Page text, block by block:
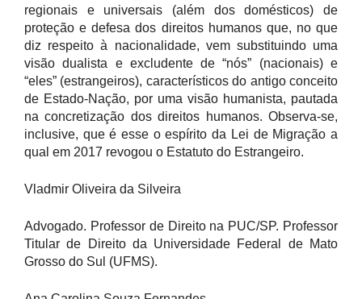
regionais e universais (além dos domésticos) de
proteção e defesa dos direitos humanos que, no que
diz respeito à nacionalidade, vem substituindo uma
visão dualista e excludente de “nós” (nacionais) e
“eles” (estrangeiros), característicos do antigo conceito
de Estado-Nação, por uma visão humanista, pautada
na concretização dos direitos humanos. Observa-se,
inclusive, que é esse o espírito da Lei de Migração a
qual em 2017 revogou o Estatuto do Estrangeiro.
Vladmir Oliveira da Silveira
Advogado. Professor de Direito na PUC/SP. Professor
Titular de Direito da Universidade Federal de Mato
Grosso do Sul (UFMS).